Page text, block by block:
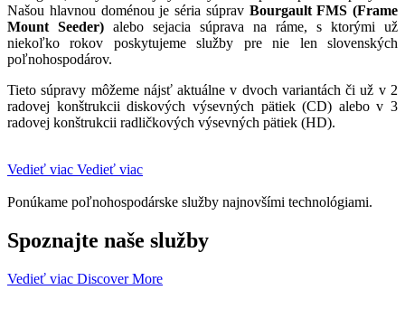
Našou hlavnou doménou je séria súprav Bourgault FMS (Frame
Mount Seeder) alebo sejacia súprava na ráme, s ktorými už
niekoľko rokov poskytujeme služby pre nie len slovenských
poľnohospodárov.
Tieto súpravy môžeme nájsť aktuálne v dvoch variantách či už v 2
radovej konštrukcii diskových výsevných pätiek (CD) alebo v 3
radovej konštrukcii radličkových výsevných pätiek (HD).
Vedieť viac Vedieť viac
Ponúkame poľnohospodárske služby najnovšími technológiami.
Spoznajte naše služby
Vedieť viac Discover More